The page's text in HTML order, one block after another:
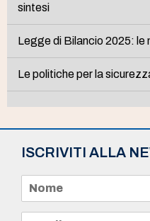
sintesi
Legge di Bilancio 2025: le
Le politiche per la
ISCRIVITI ALLA
m
e